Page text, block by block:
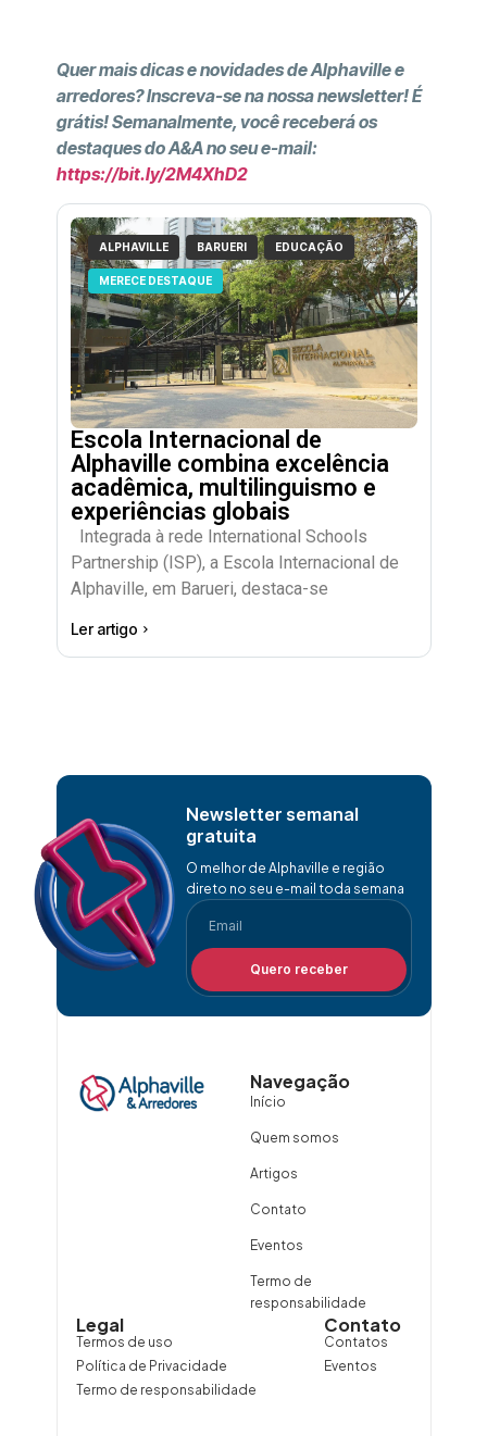
Quer mais dicas e novidades de Alphaville e
arredores? Inscreva-se na nossa newsletter! É
grátis! Semanalmente, você receberá os
destaques do A&A no seu e-mail:
https://bit.ly/2M4XhD2
ALPHAVILLE BARUERI EDUCAÇÃO
MERECE DESTAQUE
Escola Internacional de
Alphaville combina excelência
acadêmica, multilinguismo e
experiências globais
Integrada à rede International Schools
Partnership (ISP), a Escola Internacional de
Alphaville, em Barueri, destaca-se
Ler artigo
Newsletter semanal
gratuita
O melhor de Alphaville e região
direto no seu e-mail toda semana
Quero receber
Navegação
Início
Quem somos
Artigos
Contato
Eventos
Termo de
responsabilidade
Contato
Contatos
Eventos
Legal
Termos de uso
Política de Privacidade
Termo de responsabilidade